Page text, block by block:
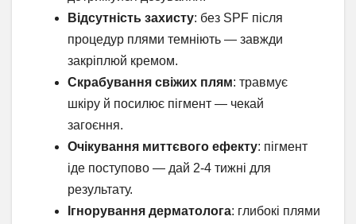
Відсутність захисту: без SPF після
процедур плями темніють — завжди
закріплюй кремом.
Скрабування свіжих плям: травмує
шкіру й посилює пігмент — чекай
загоєння.
Очікування миттєвого ефекту: пігмент
іде поступово — дай 2-4 тижні для
результату.
Ігнорування дерматолога: глибокі плями